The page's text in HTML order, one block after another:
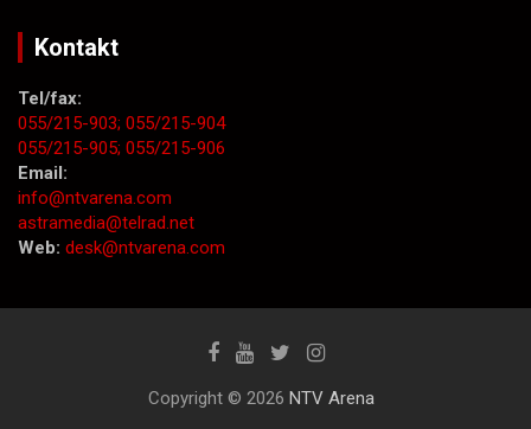
Kontakt
Tel/fax:
055/215-903; 055/215-904
055/215-905; 055/215-906
Email:
info@ntvarena.com
astramedia@telrad.net
Web: desk@ntvarena.com
Copyright © 2026 NTV Arena